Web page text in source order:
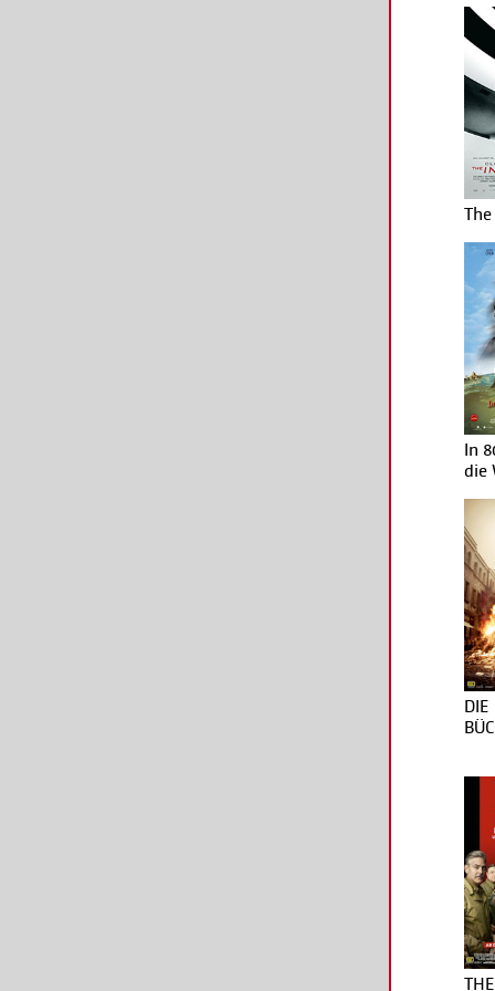
In
die
DIE
THE